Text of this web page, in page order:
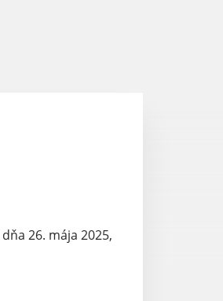
26. mája 2025,